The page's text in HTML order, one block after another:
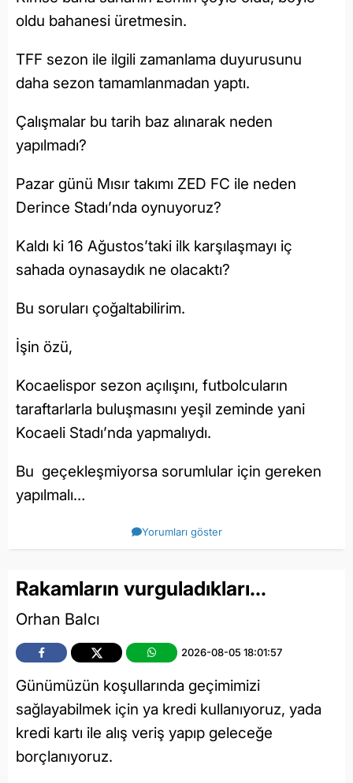
oldu bahanesi üretmesin.
TFF sezon ile ilgili zamanlama duyurusunu
daha sezon tamamlanmadan yaptı.
Çalışmalar bu tarih baz alınarak neden
yapılmadı?
Pazar günü Mısır takımı ZED FC ile neden
Derince Stadı’nda oynuyoruz?
Kaldı ki 16 Ağustos’taki ilk karşılaşmayı iç
sahada oynasaydık ne olacaktı?
Bu soruları çoğaltabilirim.
İşin özü,
Kocaelispor sezon açılışını, futbolcuların
taraftarlarla buluşmasını yeşil zeminde yani
Kocaeli Stadı’nda yapmalıydı.
Bu geçekleşmiyorsa sorumlular için gereken
yapılmalı…
Yorumları göster
Rakamların vurguladıkları…
Orhan Balcı
2026-08-05 18:01:57
Günümüzün koşullarında geçimimizi
sağlayabilmek için ya kredi kullanıyoruz, yada
kredi kartı ile alış veriş yapıp geleceğe
borçlanıyoruz.